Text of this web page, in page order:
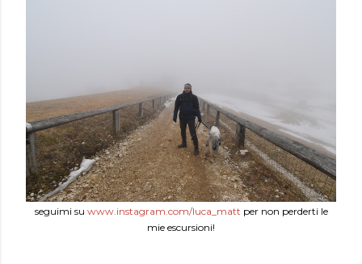
seguimi su www.instagram.com/luca_matt per non perderti le
mie escursioni!